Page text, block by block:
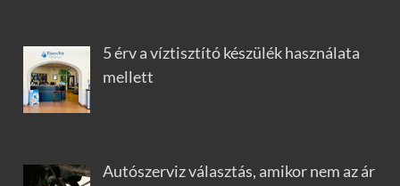
5 érv a víztisztító készülék használata
mellett
Autószerviz választás, amikor nem az ár